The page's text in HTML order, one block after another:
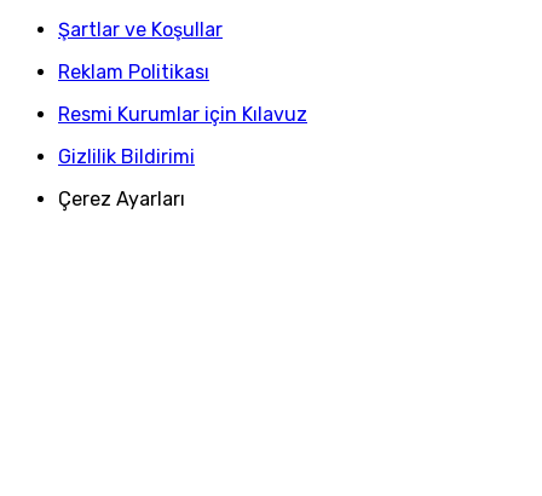
Şartlar ve Koşullar
Reklam Politikası
Resmi Kurumlar için Kılavuz
Gizlilik Bildirimi
Çerez Ayarları